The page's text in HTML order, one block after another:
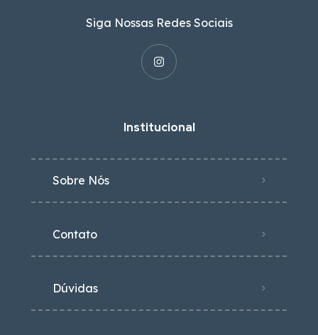
Siga Nossas Redes Sociais
Institucional
Sobre Nós
Contato
Dúvidas